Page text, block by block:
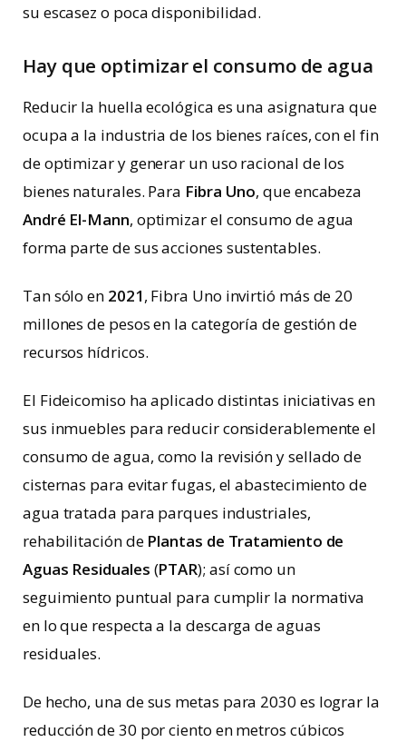
su escasez o poca disponibilidad.
Hay que optimizar el consumo de agua
Reducir la huella ecológica es una asignatura que
ocupa a la industria de los bienes raíces, con el fin
de optimizar y generar un uso racional de los
bienes naturales. Para Fibra Uno,que encabeza
André El-Mann, optimizar el consumo de agua
forma parte de sus acciones sustentables.
Tan sólo en 2021, Fibra Uno invirtió más de 20
millones de pesos en la categoría de gestión de
recursos hídricos.
El Fideicomiso ha aplicado distintas iniciativas en
sus inmuebles para reducir considerablemente el
consumo de agua, como la revisión y sellado de
cisternas para evitar fugas, el abastecimiento de
agua tratada para parques industriales,
rehabilitación de Plantas de Tratamiento de
Aguas Residuales (PTAR); así como un
seguimiento puntual para cumplir la normativa
en lo que respecta a la descarga de aguas
residuales.
De hecho, una de sus metas para 2030 es lograr la
reducción de 30 por ciento en metros cúbicos